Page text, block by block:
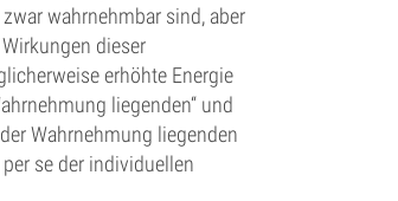
wahrnehmbar sind, aber
dieser
erhöhte Energie
liegenden“ und
Wahrnehmung liegenden
se der individuellen